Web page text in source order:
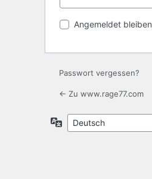
Angemeldet bleiben
Passwort vergessen?
← Zu www.rage77.com
Sprache